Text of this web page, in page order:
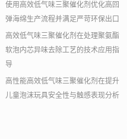
使用高效低气味三聚催化剂优化高回
弹海绵生产流程并满足严苛环保出口
高效低气味三聚催化剂在处理聚氨酯
软泡内芯异味去除工艺的技术应用指
导
高性能高效低气味三聚催化剂在提升
儿童泡沫玩具安全性与触感表现分析